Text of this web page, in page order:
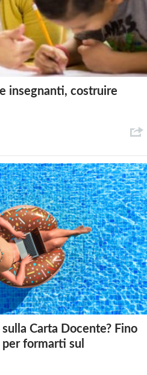
insegnanti, costruire
Carta Docente? Fino
formarti sul